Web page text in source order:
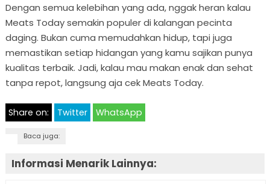
Dengan semua kelebihan yang ada, nggak heran kalau
Meats Today semakin populer di kalangan pecinta
daging. Bukan cuma memudahkan hidup, tapi juga
memastikan setiap hidangan yang kamu sajikan punya
kualitas terbaik. Jadi, kalau mau makan enak dan sehat
tanpa repot, langsung aja cek Meats Today.
Share on: Twitter WhatsApp
Baca juga:
Informasi Menarik Lainnya: